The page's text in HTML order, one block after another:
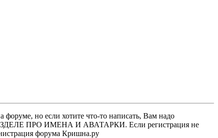
но если хотите что-то написать, Вам надо
РАЗДЕЛЕ ПРО ИМЕНА И АВАТАРКИ. Если регистрация не
форума Кришна.ру